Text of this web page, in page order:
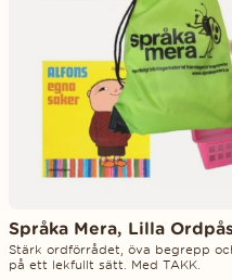
Språka Mera, Lilla
Stärk ordförrådet, öva begrepp
på ett lekfullt sätt. Med TAKK.